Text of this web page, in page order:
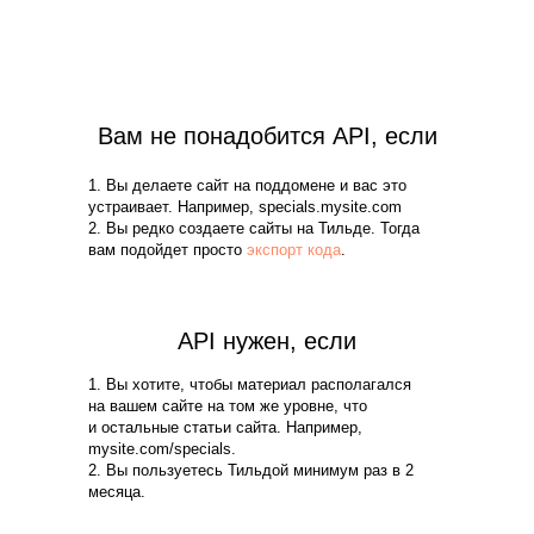
Вам не понадобится API, если
1. Вы делаете сайт на поддомене и вас это
устраивает. Например, specials.mysite.com
2. Вы редко создаете сайты на Тильде. Тогда
вам подойдет просто экспорт кода.
API нужен, если
1. Вы хотите, чтобы материал располагался
на вашем сайте на том же уровне, что
и остальные статьи сайта. Например,
mysite.com/specials.
2. Вы пользуетесь Тильдой минимум раз в 2
месяца.